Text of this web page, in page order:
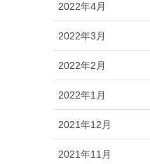
2022年4月
2022年3月
2022年2月
2022年1月
2021年12月
2021年11月